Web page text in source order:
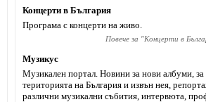
Концерти в България
Програма с концерти на живо.
Повече за "Концерти в
Музикус
Музикален портал. Новини за нови албуми, за
територията на България и извън нея,
различни музикални събития, интервюта,